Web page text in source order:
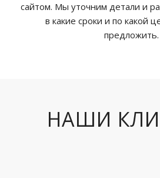
сайтом. Мы уточним детали и
в какие сроки и по какой
предложить.
НАШИ